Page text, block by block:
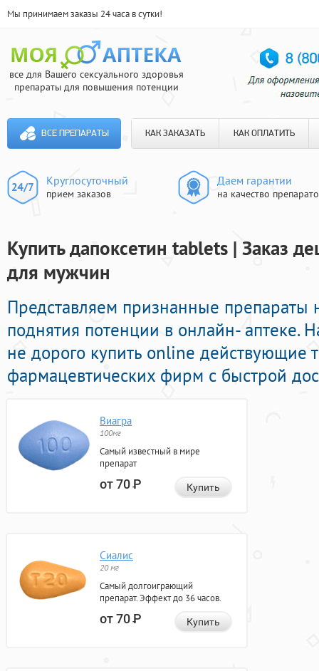
Мы принимаем заказы 24 часа в сутки!
все для Вашего сексуального здоровья
препараты для повышения потенции
ВСЕ ПРЕПАРАТЫ КАК ЗАКАЗАТЬ КАК ОПЛАТИТЬ
Круглосуточный
прием заказов
Даем гарантии
на качество
Купить дапоксетин tablets | Заказ
для мужчин
Представляем признанные препараты
поднятия потенции в онлайн- аптеке.
не дорого купить online действующие
фармацевтических фирм с быстрой
Виагра
100мг
Самый известный в мире
препарат
от 70Р Купить
Сиалис
20 мг
Самый долгоиграющий
препарат. Эффект до 36 часов.
от 70Р Купить